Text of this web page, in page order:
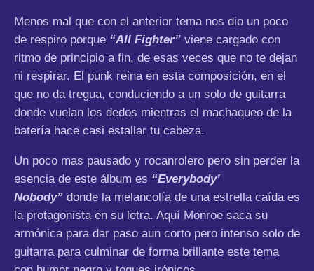
Menos mal que con el anterior tema nos dio un poco
de respiro porque “All Fighter” viene cargado con
ritmo de principio a fin, de esas veces que no te dejan
ni respirar. El punk reina en esta composición, en el
que no da tregua, conduciendo a un solo de guitarra
donde vuelan los dedos mientras el machaqueo de la
batería hace casi estallar tu cabeza.
Un poco mas pausado y rocanrolero pero sin perder la
esencia de este álbum es “Everybody’
Nobody” donde la melancolía de una estrella caída es
la protagonista en su letra. Aquí Monroe saca su
armónica para dar paso aun corto pero intenso solo de
guitarra para culminar de forma brillante este tema